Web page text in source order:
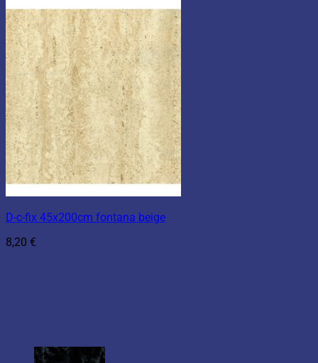
D-c-fix 45x200cm fontana beige
8,20 €